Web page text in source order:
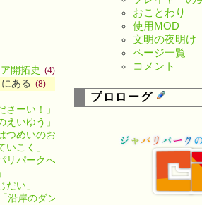
開拓史 (4)
ある (8)
ーい！」
いゆう」
つめいのおうごんじだい」
こく」
パークへ」
い」
沿岸のダンス」
おことわり
使用MOD
文明の夜明け
ページ一覧
コメント
プロローグ